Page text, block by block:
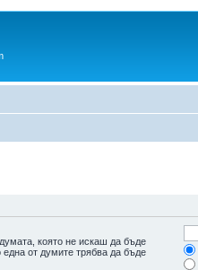
която не искаш да бъде
една от думите трябва да бъде